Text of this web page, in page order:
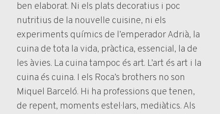
ben elaborat. Ni els plats decoratius i poc
nutritius de la nouvelle cuisine, ni els
experiments químics de l’emperador Adrià, la
cuina de tota la vida, pràctica, essencial, la de
les àvies. La cuina tampoc és art. L’art és art i la
cuina és cuina. I els Roca’s brothers no son
Miquel Barceló. Hi ha professions que tenen,
de repent, moments estel·lars, mediàtics. Als